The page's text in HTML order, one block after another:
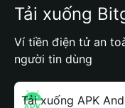
Tải xuống
Ví tiền điện tử an
người tin dùng
Tải xuống APK